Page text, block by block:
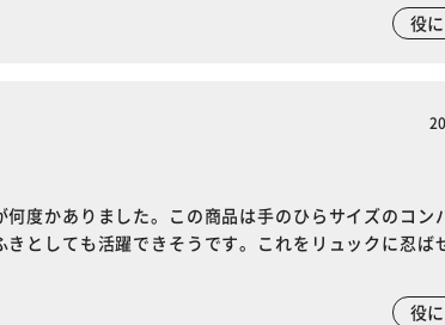
役
度かありました。この商品は手のひらサイズのコン
としても活躍できそうです。これをリュックに忍ば
役